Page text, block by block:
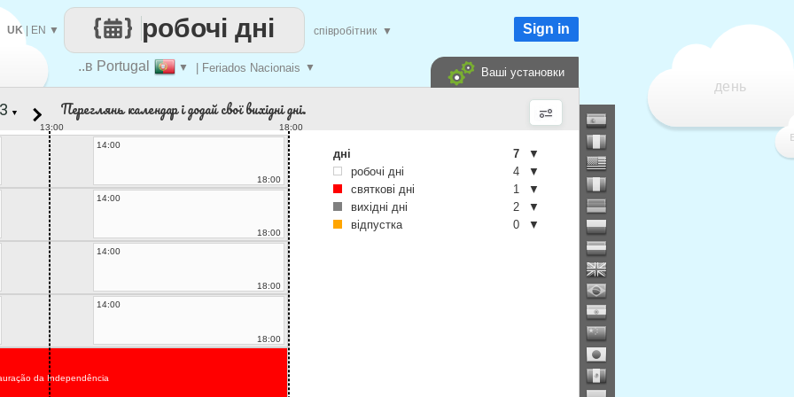
день
..в Portugal ▼ | Feriados Nacionais ▼
робочі дні
UK| EN ▼ співробітник ▼ Sign in
Ваші установки
▼ Переглянь календар і додай свої вихідні дні.
13:00 18:00
14:00
18:00
14:00
18:00
14:00
18:00
14:00
18:00
da Independência
дні 7
▼
робочі дні
4
▼
святкові дні
1
▼
вихідні дні
2
▼
відпустка
0 ▼